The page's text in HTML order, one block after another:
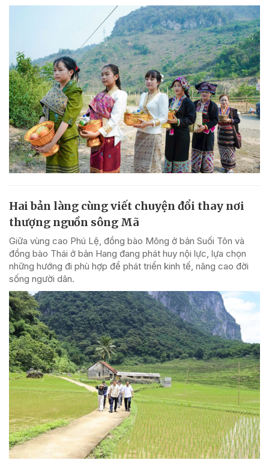
Hai bản làng cùng viết chuyện đổi thay nơi
thượng nguồn sông Mã
Giữa vùng cao Phú Lệ, đồng bào Mông ở bản Suối Tôn và
đồng bào Thái ở bản Hang đang phát huy nội lực, lựa chọn
những hướng đi phù hợp để phát triển kinh tế, nâng cao đời
sống người dân.